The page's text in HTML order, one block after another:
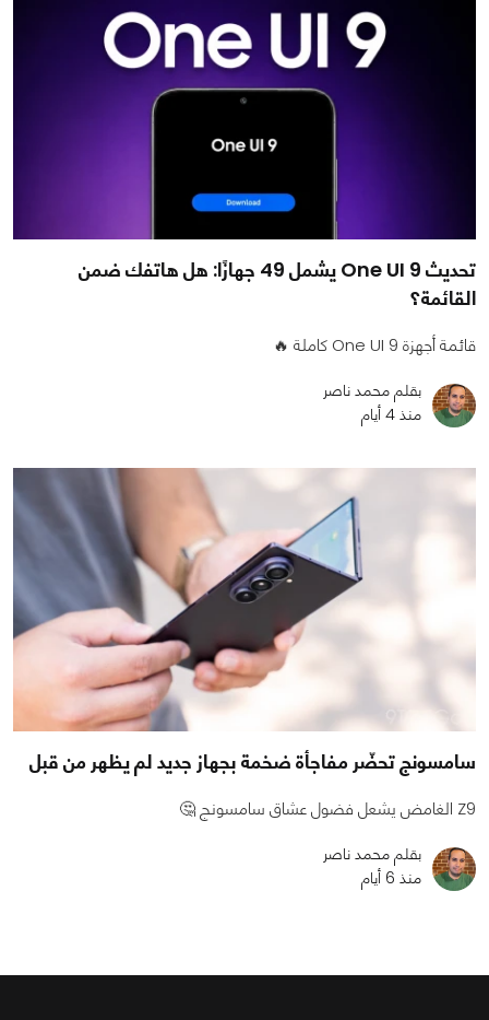
تحديث One UI 9 يشمل 49 جهازًا: هل هاتفك ضمن
القائمة؟
قائمة أجهزة One UI 9 كاملة 🔥
بقلم محمد ناصر
منذ 4 أيام
سامسونج تحضّر مفاجأة ضخمة بجهاز جديد لم يظهر من قبل
Z9 الغامض يشعل فضول عشاق سامسونج 🤔
بقلم محمد ناصر
منذ 6 أيام